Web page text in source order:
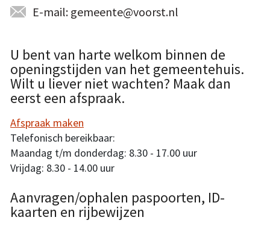
E-mail: gemeente@voorst.nl
U bent van harte welkom binnen de
openingstijden van het gemeentehuis.
Wilt u liever niet wachten? Maak dan
eerst een afspraak.
Afspraak maken
Telefonisch bereikbaar:
Maandag t/m donderdag: 8.30 - 17.00 uur
Vrijdag: 8.30 - 14.00 uur
Aanvragen/ophalen paspoorten, ID-
kaarten en rijbewijzen